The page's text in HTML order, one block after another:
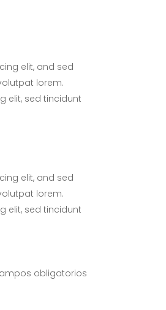
elit, and sed
lorem.
elit, sed tincidunt
elit, and sed
lorem.
elit, sed tincidunt
obligatorios